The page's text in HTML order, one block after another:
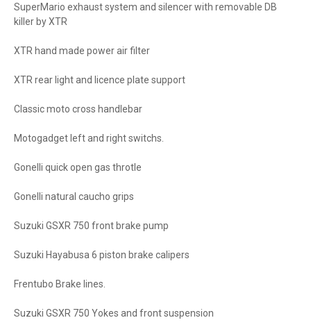
SuperMario exhaust system and silencer with removable DB
killer by XTR
XTR hand made power air filter
XTR rear light and licence plate support
Classic moto cross handlebar
Motogadget left and right switchs.
Gonelli quick open gas throtle
Gonelli natural caucho grips
Suzuki GSXR 750 front brake pump
Suzuki Hayabusa 6 piston brake calipers
Frentubo Brake lines.
Suzuki GSXR 750 Yokes and front suspension